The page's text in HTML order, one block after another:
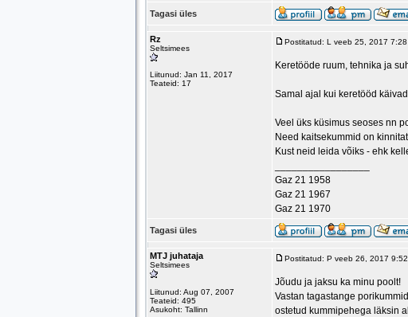
Tagasi üles
Rz
Seltsimees
Liitunud: Jan 11, 2017
Teateid: 17
Postitatud: L veeb 25, 2017 7:28
Keretööde ruum, tehnika ja
Samal ajal kui keretööd
Veel üks küsimus seoses nn
Need kaitsekummid on
Kust neid leida võiks - ehk
Gaz 21 1958
Gaz 21 1967
Gaz 21 1970
Tagasi üles
MTJ juhataja
Seltsimees
Liitunud: Aug 07, 2007
Teateid: 495
Asukoht: Tallinn
Postitatud: P veeb 26, 2017
Jõudu ja jaksu ka minu poolt!
Vastan tagastange
ostetud kummipehega läksin